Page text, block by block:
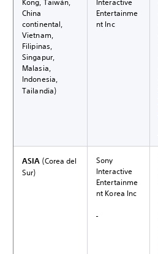
Kong, Taiwán,
China
continental,
Vietnam,
Filipinas,
Singapur,
Malasia,
Indonesia,
Tailandia)
Interactive
Entertainme
nt Inc
ASIA (Corea del
Sur)
Sony
Interactive
Entertainme
nt Korea Inc